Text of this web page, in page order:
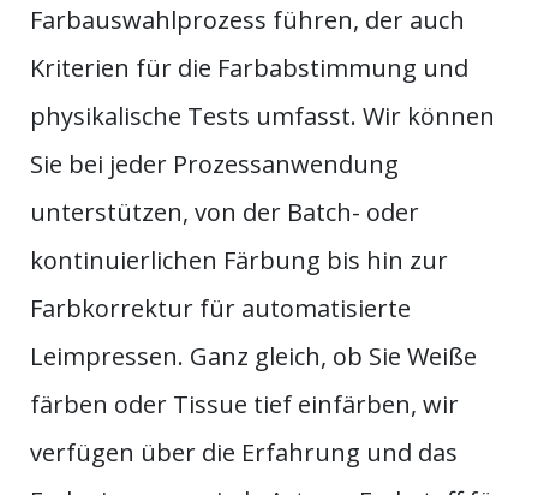
Farbauswahlprozess führen, der auch
Kriterien für die Farbabstimmung und
physikalische Tests umfasst. Wir können
Sie bei jeder Prozessanwendung
unterstützen, von der Batch- oder
kontinuierlichen Färbung bis hin zur
Farbkorrektur für automatisierte
Leimpressen. Ganz gleich, ob Sie Weiße
färben oder Tissue tief einfärben, wir
verfügen über die Erfahrung und das